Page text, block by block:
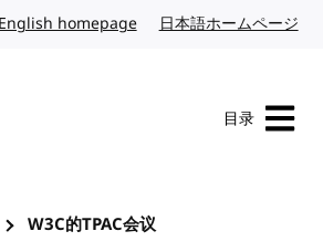
English homepage英文日本語ホームページ
目录
W3C的TPAC会议